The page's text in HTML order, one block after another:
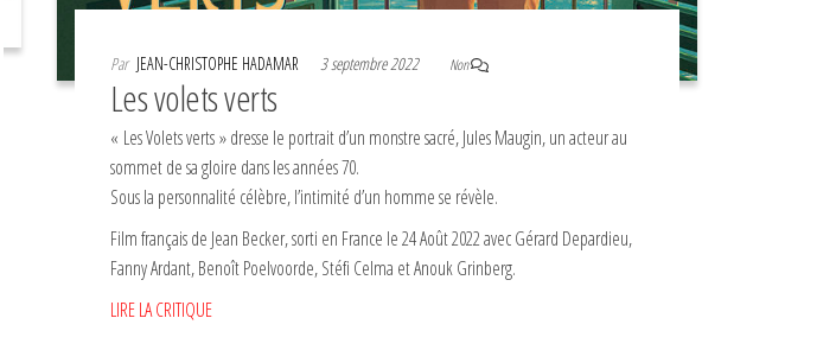
Par JEAN-CHRISTOPHE HADAMAR 3 septembre 2022 Non
Les volets verts
« Les Volets verts » dresse le portrait d’un monstre sacré, Jules Maugin, un acteur au
sommet de sa gloire dans les années 70.
Sous la personnalité célèbre, l’intimité d’un homme se révèle.
Film français de Jean Becker, sorti en France le 24 Août 2022 avec Gérard Depardieu,
Fanny Ardant, Benoît Poelvoorde, Stéfi Celma et Anouk Grinberg.
LIRE LA CRITIQUE